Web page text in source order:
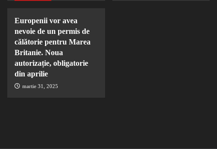
Europenii vor avea
nevoie de un permis de
călătorie pentru Marea
Britanie. Noua
autorizație, obligatorie
din aprilie
martie 31, 2025